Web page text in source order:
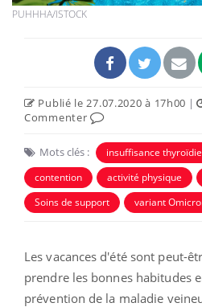
PUHHHA/ISTOCK
Publié le 27.07.2020 à 17h00 |
Commenter
Mots clés : insuffisance
contention
activité physique
Soins de support
variant
Les vacances d'été sont peut-
prendre les bonnes habitudes
prévention de la maladie